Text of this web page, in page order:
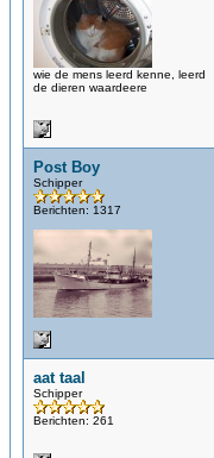
wie de mens leerd kenne, leerd
de dieren waardeere
Post Boy
Schipper
Berichten: 1317
aat taal
Schipper
Berichten: 261